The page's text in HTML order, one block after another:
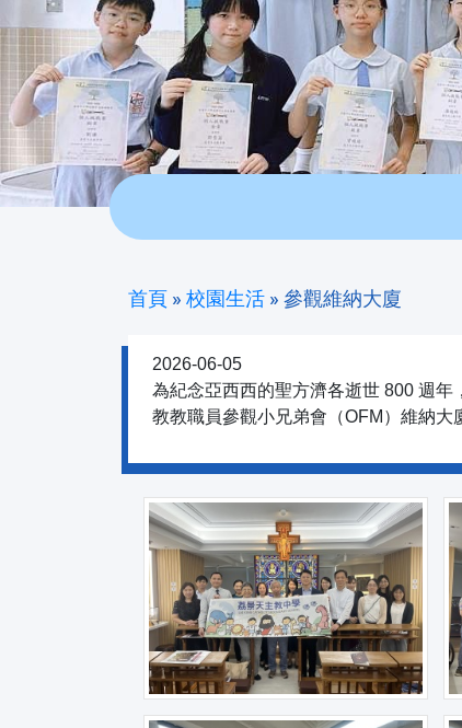
首頁 » 校園生活 » 參觀維納大廈
2026-06-05
為紀念亞西西的聖方濟各逝世 800 週
教教職員參觀小兄弟會（OFM）維納大